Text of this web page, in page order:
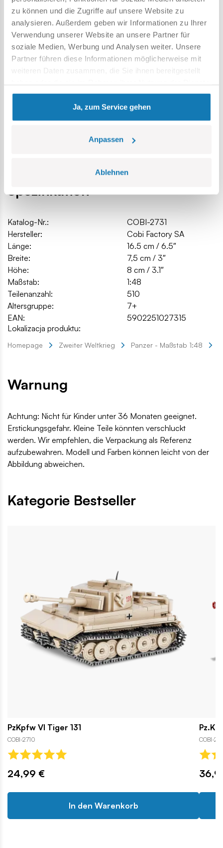
zu können und die Zugriffe auf unsere Website zu
analysieren. Außerdem geben wir Informationen zu Ihrer
Verwendung unserer Website an unsere Partner für
soziale Medien, Werbung und Analysen weiter. Unsere
Partner führen diese Informationen möglicherweise mit
weiteren Daten zusammen, die Sie ihnen bereitgestellt
gesammelt haben.
Ja, zum Service gehen
Anpassen
Ablehnen
klare und intuitive Anweisungen basierend auf
Zeichnungen und Symbolen,
bewegliche Teile
Modellabmessungen (L x B x H): 16,5 cm (6,5 Zoll) x 7,5 (3
Zoll) x 8 cm (3,1 Zoll)
Spezifikation
Katalog-Nr.:
COBI-2731
Hersteller:
Cobi Factory SA
Länge:
16.5 cm / 6.5″
Breite:
7,5 cm / 3″
Höhe:
8 cm / 3.1″
Maßstab:
1:48
Teilenanzahl:
510
Altersgruppe:
7+
EAN:
5902251027315
Lokalizacja produktu:
Homepage Zweiter Weltkrieg Panzer - Maßstab 1:48
Warnung
Achtung: Nicht für Kinder unter 36 Monaten geeignet.
Erstickungsgefahr. Kleine Teile könnten verschluckt
werden. Wir empfehlen, die Verpackung als Referenz
aufzubewahren. Modell und Farben können leicht von der
Abbildung abweichen.
Kategorie Bestseller
PzKpfw VI Tiger 131
COBI-2710
24,99 €
In den Warenkorb
COBI-